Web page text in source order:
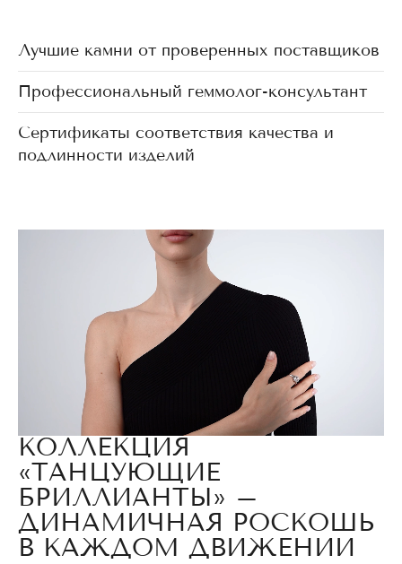
Лучшие камни от проверенных поставщиков
Профессиональный геммолог-консультант
Сертификаты соответствия качества и
подлинности изделий
КОЛЛЕКЦИЯ
«ТАНЦУЮЩИЕ
БРИЛЛИАНТЫ» –
ДИНАМИЧНАЯ РОСКОШЬ
В КАЖДОМ ДВИЖЕНИИ